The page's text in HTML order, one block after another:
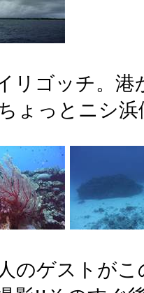
リゴッチ。港
ょっとニシ浜
のゲストがこ